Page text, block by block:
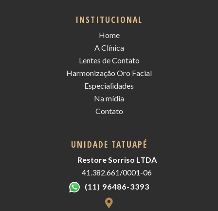
INSTITUCIONAL
Home
A Clínica
Lentes de Contato
Harmonização Oro Facial
Especialidades
Na mídia
Contato
UNIDADE TATUAPÉ
Restore Sorriso LTDA
41.382.661/0001-06
(11) 96486-3393